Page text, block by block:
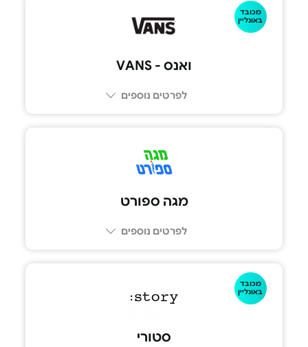
מכובד
באונליין
ואנס - VANS
לפרטים נוספים
מגה ספורט
לפרטים נוספים
מכובד
באונליין
סטורי